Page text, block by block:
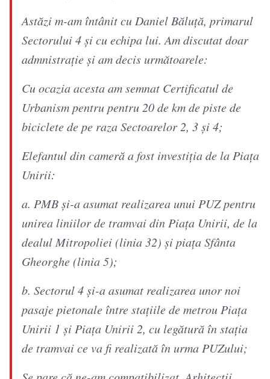
Astăzi m-am întânit cu Daniel Băluță, primarul
Sectorului 4 și cu echipa lui. Am discutat doar
admnistrație și am decis următoarele:
Cu ocazia acesta am semnat Certificatul de
Urbanism pentru pentru 20 de km de piste de
biciclete de pe raza Sectoarelor 2, 3 și 4;
Elefantul din cameră a fost investiția de la Piața
Unirii:
a. PMB și-a asumat realizarea unui PUZ pentru
unirea liniilor de tramvai din Piața Unirii, de la
dealul Mitropoliei (linia 32) și piața Sfânta
Gheorghe (linia 5);
b. Sectorul 4 și-a asumat realizarea unor noi
pasaje pietonale între stațiile de metrou Piața
Unirii 1 și Piața Unirii 2, cu legătură în stația
de tramvai ce va fi realizată în urma PUZului;